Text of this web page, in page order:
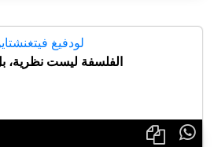
لودفيغ
الفلسفة ليست نظرية،
